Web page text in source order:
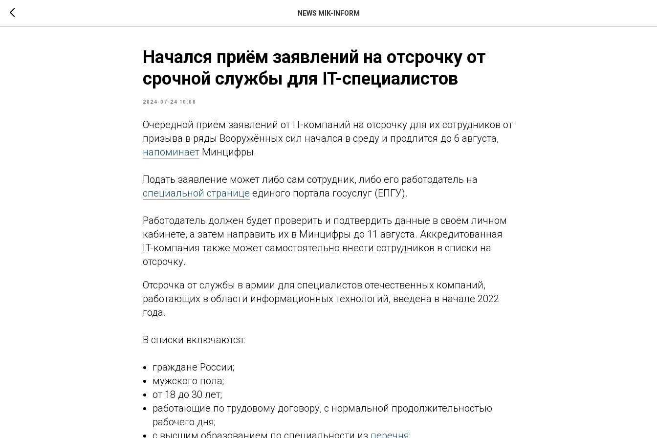
NEWS MIK-INFORM
Начался приём заявлений на отсрочку от
срочной службы для IT-специалистов
2024-07-24 10:00
Очередной приём заявлений от IT-компаний на отсрочку для их сотрудников от
призыва в ряды Вооружённых сил начался в среду и продлится до 6 августа,
напоминает Минцифры.
Подать заявление может либо сам сотрудник, либо его работодатель на
специальной странице единого портала госуслуг (ЕПГУ).
Работодатель должен будет проверить и подтвердить данные в своём личном
кабинете, а затем направить их в Минцифры до 11 августа. Аккредитованная
IT-компания также может самостоятельно внести сотрудников в списки на
отсрочку.
Отсрочка от службы в армии для специалистов отечественных компаний,
работающих в области информационных технологий, введена в начале 2022
года.
В списки включаются:
граждане России;
мужского пола;
от 18 до 30 лет;
работающие по трудовому договору, с нормальной продолжительностью
рабочего дня;
с высшим образованием по специальности из перечня;